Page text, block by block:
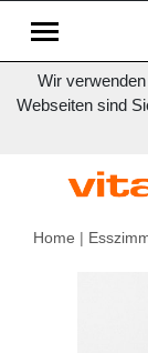
Wir
Webseiten sind
Home |